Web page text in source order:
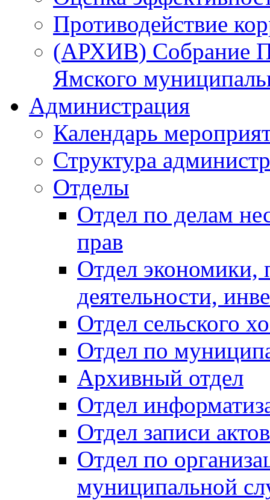
Противодействие
(АРХИВ) Собрание
Ямского
Администрация
Календарь
Структура
Отделы
Отдел по делам
прав
Отдел экономики,
деятельности,
Отдел сельского
Отдел по
Архивный отдел
Отдел
Отдел записи
Отдел по
муниципальной